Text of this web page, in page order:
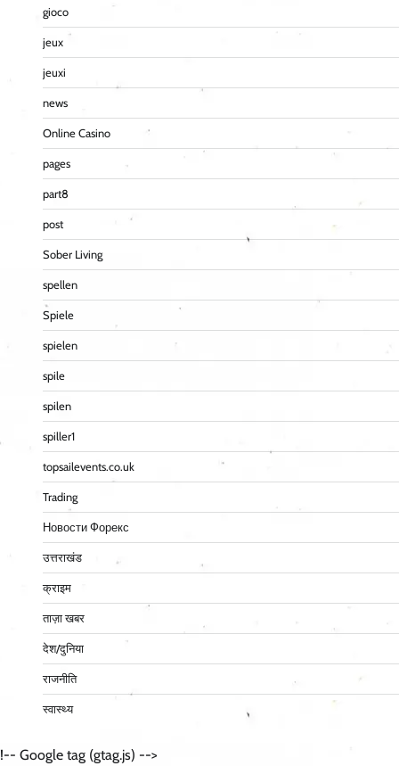
gioco
jeux
jeuxi
news
Online Casino
pages
part8
post
Sober Living
spellen
Spiele
spielen
spile
spilen
spiller1
topsailevents.co.uk
Trading
Новости Форекс
उत्तराखंड
क्राइम
ताज़ा खबर
देश/दुनिया
राजनीति
स्वास्थ्य
!-- Google tag (gtag.js) -->